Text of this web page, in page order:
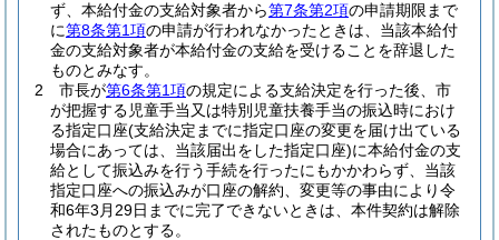
ず、本給付金の支給対象者から第7条第2項の申請期限まで
に第8条第1項の申請が行われなかったときは、当該本給付
金の支給対象者が本給付金の支給を受けることを辞退した
ものとみなす。
2
市長が第6条第1項の規定による支給決定を行った後、市
が把握する児童手当又は特別児童扶養手当の振込時におけ
る指定口座(支給決定までに指定口座の変更を届け出ている
場合にあっては、当該届出をした指定口座)に本給付金の支
給として振込みを行う手続を行ったにもかかわらず、当該
指定口座への振込みが口座の解約、変更等の事由により令
和6年3月29日までに完了できないときは、本件契約は解除
されたものとする。